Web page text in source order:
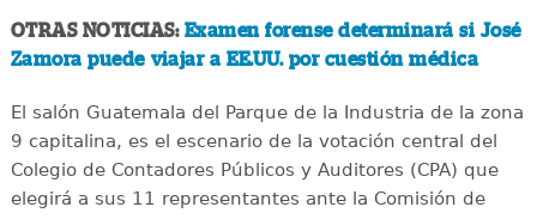
OTRAS NOTICIAS: Examen forense determinará si José
Zamora puede viajar a EE.UU. por cuestión médica
El salón Guatemala del Parque de la Industria de la zona
9 capitalina, es el escenario de la votación central del
Colegio de Contadores Públicos y Auditores (CPA) que
elegirá a sus 11 representantes ante la Comisión de